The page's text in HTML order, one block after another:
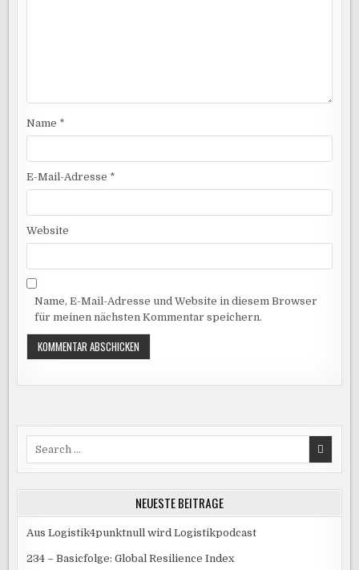
Name *
E-Mail-Adresse *
Website
Name, E-Mail-Adresse und Website in diesem Browser
für meinen nächsten Kommentar speichern.
NEUESTE BEITRÄGE
Aus Logistik4punktnull wird Logistikpodcast
234 – Basicfolge: Global Resilience Index